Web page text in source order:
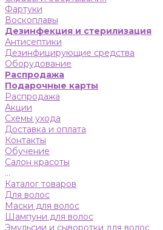
Фартуки
Воскоплавы
Дезинфекция и стерилизация
Антисептики
Дезинфицирующие средства
Оборудование
Распродажа
Подарочные карты
Распродажа
Акции
Схемы ухода
Доставка и оплата
Контакты
Обучение
Салон красоты
...
Каталог товаров
Для волос
Маски для волос
Шампуни для волос
Эмульсии и сыворотки для волос